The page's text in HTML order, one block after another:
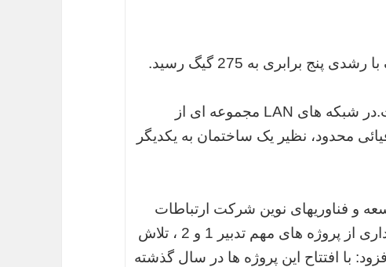
اترنت یک تکنولوژی محلی (LAN) است.در شبکه های LAN مجموعه ای از
محدود، نظیر یک ساختمان به یکدیگر
و فناوریهای نوین شرکت ارتباطات
زیرساخت نیز دراین مراسم به بهره برداری از پروژه های مهم تدبیر 1 و 2 ، تلاش
اشاره کرد و افزود: با افتتاح این پروژه ها در سال گذشته